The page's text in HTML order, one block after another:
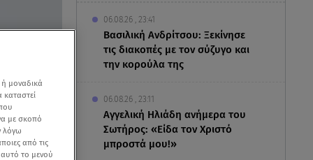
06.08.26 , 23:41
Βασιλική Ανδρίτσου: Ξεκίνησε
τις διακοπές με τον σύζυγο και
την κορούλα της
06.08.26 , 23:11
Αγγελική Ηλιάδη ανήμερα του
Σωτήρος: «Είδα τον Χριστό
μπροστά μου!»
μοναδικά
με σκοπό
λόγω
από τις
αυτό το μενού